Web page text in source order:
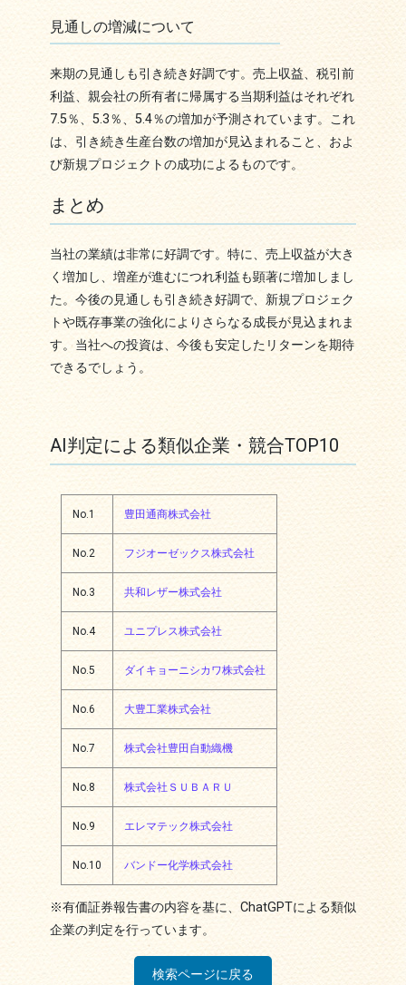
見通しの増減について
来期の見通しも引き続き好調です。売上収益、税引前
利益、親会社の所有者に帰属する当期利益はそれぞれ
7.5％、5.3％、5.4％の増加が予測されています。これ
は、引き続き生産台数の増加が見込まれること、およ
び新規プロジェクトの成功によるものです。
まとめ
当社の業績は非常に好調です。特に、売上収益が大き
く増加し、増産が進むにつれ利益も顕著に増加しまし
た。今後の見通しも引き続き好調で、新規プロジェク
トや既存事業の強化によりさらなる成長が見込まれま
す。当社への投資は、今後も安定したリターンを期待
できるでしょう。
AI判定による類似企業・競合TOP10
No.1 豊田通商株式会社
No.2 フジオーゼックス株式会社
No.3 共和レザー株式会社
No.4 ユニプレス株式会社
No.5 ダイキョーニシカワ株式会社
No.6 大豊工業株式会社
No.7 株式会社豊田自動織機
No.8 株式会社ＳＵＢＡＲＵ
No.9 エレマテック株式会社
No.10 バンドー化学株式会社
※有価証券報告書の内容を基に、ChatGPTによる類似
企業の判定を行っています。
検索ページに戻る